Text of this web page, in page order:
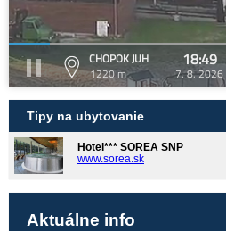
CHOPOK JUH
1220 m
18:49
7. 8. 2026
Tipy na ubytovanie
Hotel*** SOREA SNP
www.sorea.sk
Aktuálne info